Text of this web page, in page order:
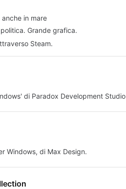
in mare
Grande grafica.
Steam.
di Paradox Development Studio
Windows, di Max Design.